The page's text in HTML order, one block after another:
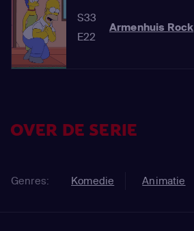
S33
E22
Armenhuis Rock
OVER DE SERIE
Genres: Komedie Animatie